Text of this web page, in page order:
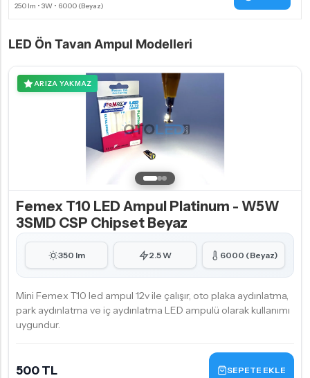
LED Ön Tavan Ampul Modelleri
ARIZA YAKMAZ
Femex T10 LED Ampul Platinum - W5W
3SMD CSP Chipset Beyaz
350 lm 2.5 W 6000 (Beyaz)
Mini Femex T10 led ampul 12v ile çalışır, oto plaka aydınlatma,
park aydınlatma ve iç aydınlatma LED ampulü olarak kullanımı
uygundur.
500 TL SEPETE EKLE